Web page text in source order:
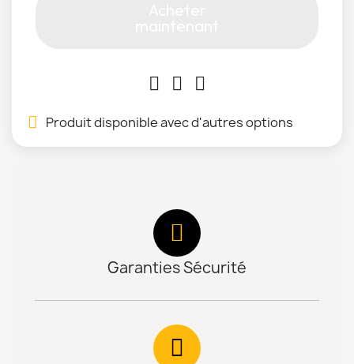
Produit disponible avec d'autres options
Garanties Sécurité